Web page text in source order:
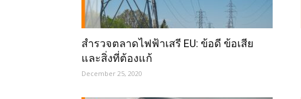
สำรวจตลาดไฟฟ้าเสรี EU: ข้อดี ข้อเสีย
และสิ่งที่ต้องแก้
December 25, 2020